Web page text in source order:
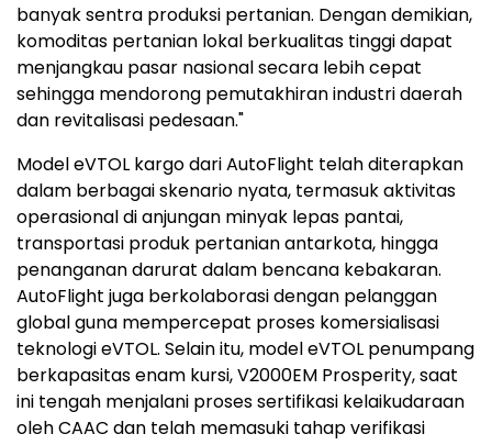
banyak sentra produksi pertanian. Dengan demikian,
komoditas pertanian lokal berkualitas tinggi dapat
menjangkau pasar nasional secara lebih cepat
sehingga mendorong pemutakhiran industri daerah
dan revitalisasi pedesaan."
Model eVTOL kargo dari AutoFlight telah diterapkan
dalam berbagai skenario nyata, termasuk aktivitas
operasional di anjungan minyak lepas pantai,
transportasi produk pertanian antarkota, hingga
penanganan darurat dalam bencana kebakaran.
AutoFlight juga berkolaborasi dengan pelanggan
global guna mempercepat proses komersialisasi
teknologi eVTOL. Selain itu, model eVTOL penumpang
berkapasitas enam kursi, V2000EM Prosperity, saat
ini tengah menjalani proses sertifikasi kelaikudaraan
oleh CAAC dan telah memasuki tahap verifikasi